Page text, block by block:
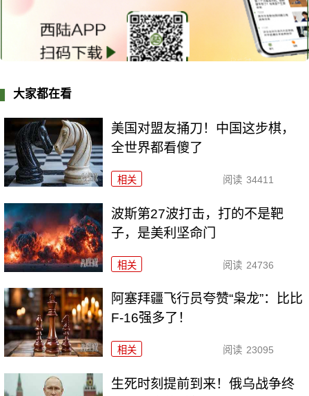
大家都在看
美国对盟友捅刀！中国这步棋，
全世界都看傻了
相关 阅读 34411
波斯第27波打击，打的不是靶
子，是美利坚命门
相关 阅读 24736
阿塞拜疆飞行员夸赞“枭龙”：比比
F-16强多了！
相关 阅读 23095
生死时刻提前到来！俄乌战争终